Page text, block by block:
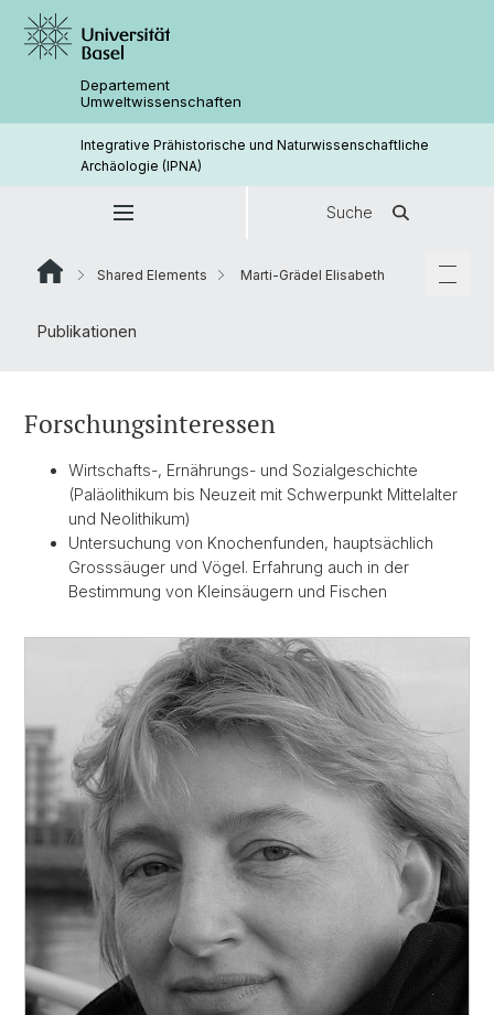
Departement
Umweltwissenschaften
Integrative Prähistorische und Naturwissenschaftliche
Archäologie (IPNA)
Suche
Shared Elements Marti-Grädel Elisabeth
Publikationen
Forschungsinteressen
Wirtschafts-, Ernährungs- und Sozialgeschichte
(Paläolithikum bis Neuzeit mit Schwerpunkt Mittelalter
und Neolithikum)
Untersuchung von Knochenfunden, hauptsächlich
Grosssäuger und Vögel. Erfahrung auch in der
Bestimmung von Kleinsäugern und Fischen